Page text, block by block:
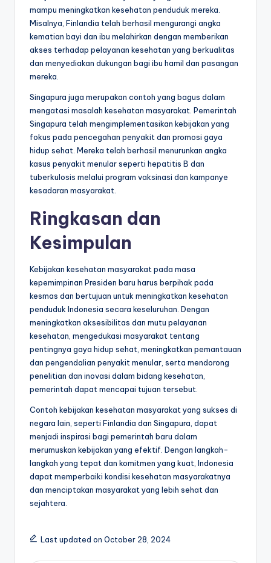
mampu meningkatkan kesehatan penduduk mereka.
Misalnya, Finlandia telah berhasil mengurangi angka
kematian bayi dan ibu melahirkan dengan memberikan
akses terhadap pelayanan kesehatan yang berkualitas
dan menyediakan dukungan bagi ibu hamil dan pasangan
mereka.
Singapura juga merupakan contoh yang bagus dalam
mengatasi masalah kesehatan masyarakat. Pemerintah
Singapura telah mengimplementasikan kebijakan yang
fokus pada pencegahan penyakit dan promosi gaya
hidup sehat. Mereka telah berhasil menurunkan angka
kasus penyakit menular seperti hepatitis B dan
tuberkulosis melalui program vaksinasi dan kampanye
kesadaran masyarakat.
Ringkasan dan
Kesimpulan
Kebijakan kesehatan masyarakat pada masa
kepemimpinan Presiden baru harus berpihak pada
kesmas dan bertujuan untuk meningkatkan kesehatan
penduduk Indonesia secara keseluruhan. Dengan
meningkatkan aksesibilitas dan mutu pelayanan
kesehatan, mengedukasi masyarakat tentang
pentingnya gaya hidup sehat, meningkatkan pemantauan
dan pengendalian penyakit menular, serta mendorong
penelitian dan inovasi dalam bidang kesehatan,
pemerintah dapat mencapai tujuan tersebut.
Contoh kebijakan kesehatan masyarakat yang sukses di
negara lain, seperti Finlandia dan Singapura, dapat
menjadi inspirasi bagi pemerintah baru dalam
merumuskan kebijakan yang efektif. Dengan langkah-
langkah yang tepat dan komitmen yang kuat, Indonesia
dapat memperbaiki kondisi kesehatan masyarakatnya
dan menciptakan masyarakat yang lebih sehat dan
sejahtera.
Last updated on October 28, 2024